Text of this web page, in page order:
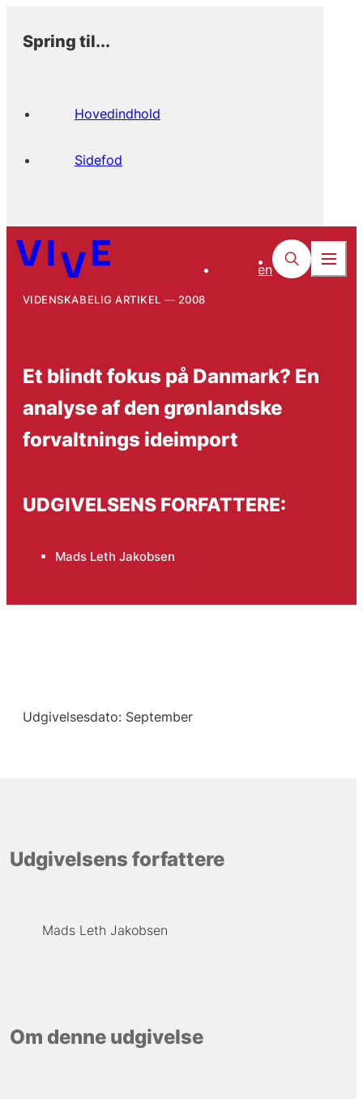
Spring til...
Hovedindhold
Sidefod
en
VIDENSKABELIG ARTIKEL 2008
Et blindt fokus på Danmark? En
analyse af den grønlandske
forvaltnings ideimport
UDGIVELSENS FORFATTERE:
Mads Leth Jakobsen
Udgivelsesdato: September
Udgivelsens forfattere
Mads Leth Jakobsen
Om denne udgivelse